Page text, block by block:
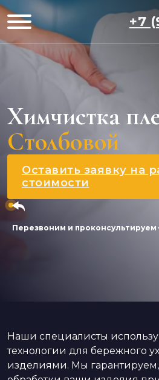
+7
Химчистка
Столбовой
Оставить заявку на
стоимости
Перезвоним и проконсультируем
Наши специалисты
технологии для бережного
изделиями. Мы гарантируем,